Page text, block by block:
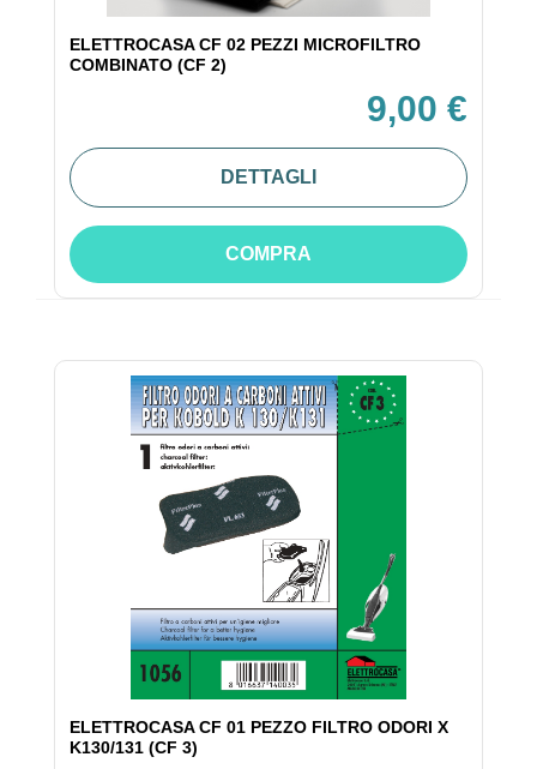
ELETTROCASA CF 02 PEZZI MICROFILTRO
COMBINATO (CF 2)
9,00 €
DETTAGLI
COMPRA
ELETTROCASA CF 01 PEZZO FILTRO ODORI X
K130/131 (CF 3)